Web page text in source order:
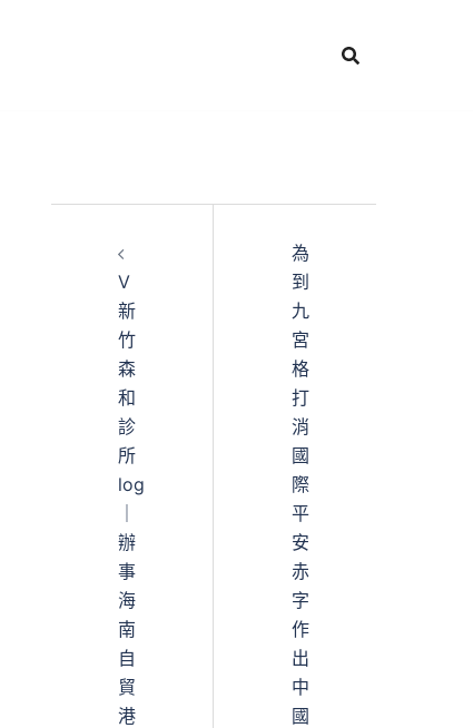
V
新
竹
森
和
診
所
log
辦
事
海
南
自
貿
港
為
到
九
宮
格
打
消
國
際
平
安
赤
字
作
出
中
國